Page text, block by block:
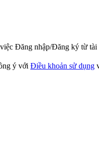
Đăng nhập/Đăng ký từ tài
ý với Điều khoản sử dụng